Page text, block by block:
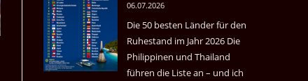
einem
in
Bangkok
06.07.2026
Die 50 besten Länder für den
Ruhestand im Jahr 2026 Die
Philippinen und Thailand
führen die Liste an – und ich